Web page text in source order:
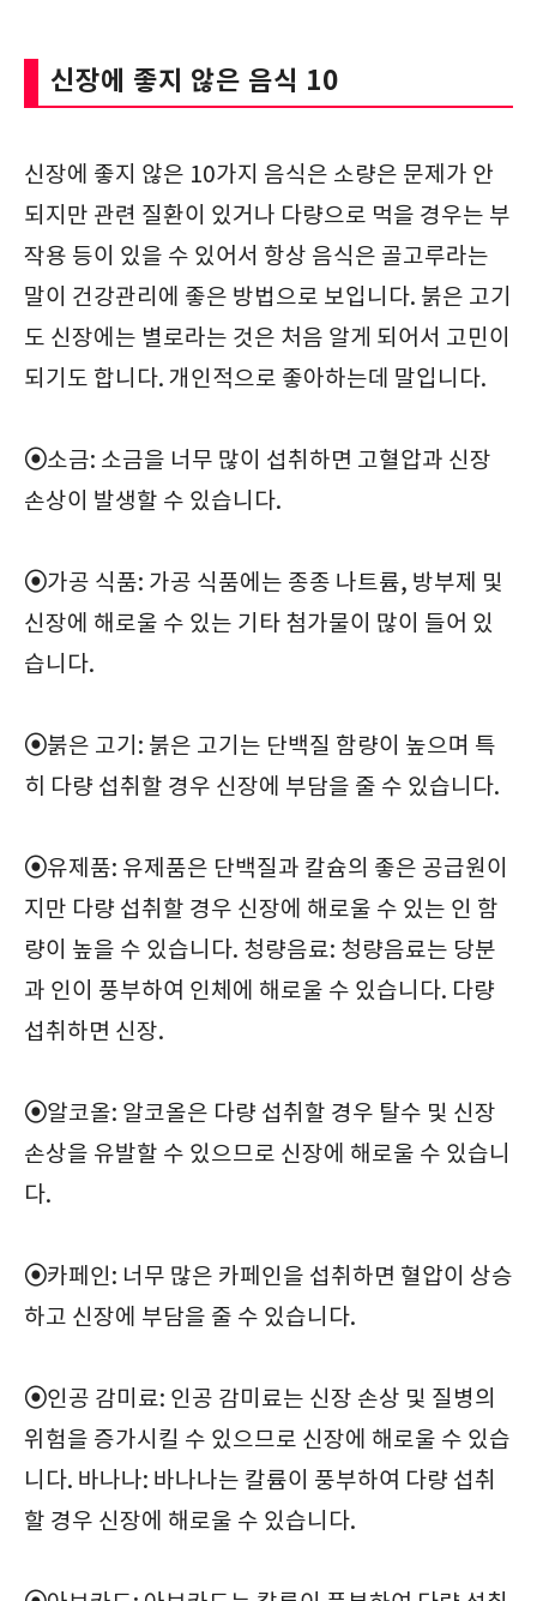
신장에 좋지 않은 음식 10
신장에 좋지 않은 10가지 음식은 소량은 문제가 안
되지만 관련 질환이 있거나 다량으로 먹을 경우는 부
작용 등이 있을 수 있어서 항상 음식은 골고루라는
말이 건강관리에 좋은 방법으로 보입니다. 붉은 고기
도 신장에는 별로라는 것은 처음 알게 되어서 고민이
되기도 합니다. 개인적으로 좋아하는데 말입니다.
⦿소금: 소금을 너무 많이 섭취하면 고혈압과 신장
손상이 발생할 수 있습니다.
⦿가공 식품: 가공 식품에는 종종 나트륨, 방부제 및
신장에 해로울 수 있는 기타 첨가물이 많이 들어 있
습니다.
⦿붉은 고기: 붉은 고기는 단백질 함량이 높으며 특
히 다량 섭취할 경우 신장에 부담을 줄 수 있습니다.
⦿유제품: 유제품은 단백질과 칼슘의 좋은 공급원이
지만 다량 섭취할 경우 신장에 해로울 수 있는 인 함
량이 높을 수 있습니다. 청량음료: 청량음료는 당분
과 인이 풍부하여 인체에 해로울 수 있습니다. 다량
섭취하면 신장.
⦿알코올: 알코올은 다량 섭취할 경우 탈수 및 신장
손상을 유발할 수 있으므로 신장에 해로울 수 있습니
다.
⦿카페인: 너무 많은 카페인을 섭취하면 혈압이 상승
하고 신장에 부담을 줄 수 있습니다.
⦿인공 감미료: 인공 감미료는 신장 손상 및 질병의
위험을 증가시킬 수 있으므로 신장에 해로울 수 있습
니다. 바나나: 바나나는 칼륨이 풍부하여 다량 섭취
할 경우 신장에 해로울 수 있습니다.